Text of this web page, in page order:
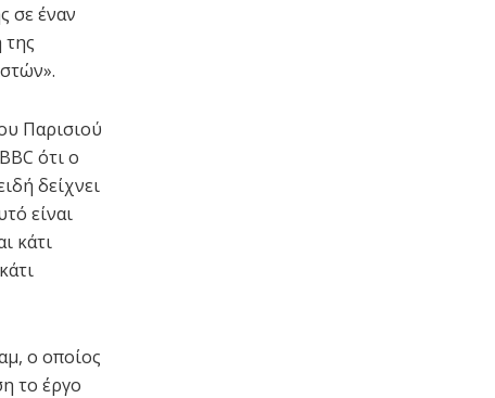
σε έναν
Παρισιού
ότι ο
δείχνει
είναι
κάτι
ο οποίος
το έργο